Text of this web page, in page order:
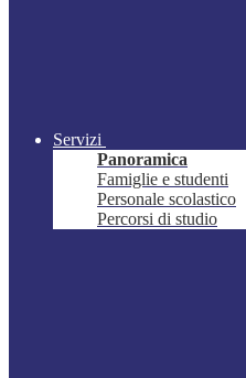
Servizi
Panoramica
Famiglie e studenti
Personale scolastico
Percorsi di studio